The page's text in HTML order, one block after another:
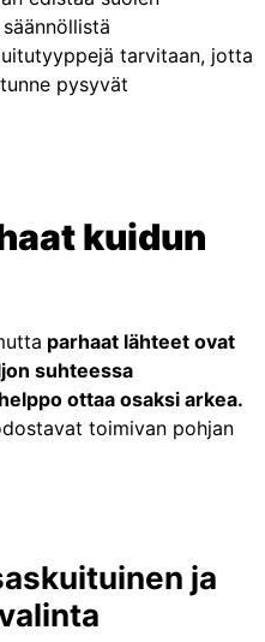
tarvitaan, jotta
pysyvät
kuidun
parhaat lähteet ovat
suhteessa
ottaa osaksi arkea.
toimivan pohjan
ja